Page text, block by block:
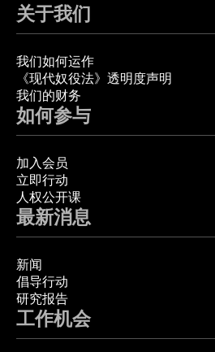
关于我们
我们如何运作
《现代奴役法》透明度声明
我们的财务
如何参与
加入会员
立即行动
人权公开课
最新消息
新闻
倡导行动
研究报告
工作机会